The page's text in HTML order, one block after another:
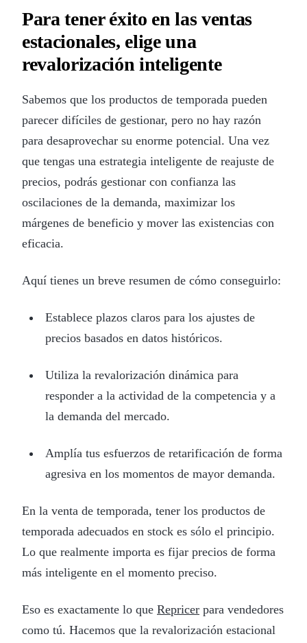
Para tener éxito en las ventas
estacionales, elige una
revalorización inteligente
Sabemos que los productos de temporada pueden
parecer difíciles de gestionar, pero no hay razón
para desaprovechar su enorme potencial. Una vez
que tengas una estrategia inteligente de reajuste de
precios, podrás gestionar con confianza las
oscilaciones de la demanda, maximizar los
márgenes de beneficio y mover las existencias con
eficacia.
Aquí tienes un breve resumen de cómo conseguirlo:
Establece plazos claros para los ajustes de
precios basados en datos históricos.
Utiliza la revalorización dinámica para
responder a la actividad de la competencia y a
la demanda del mercado.
Amplía tus esfuerzos de retarificación de forma
agresiva en los momentos de mayor demanda.
En la venta de temporada, tener los productos de
temporada adecuados en stock es sólo el principio.
Lo que realmente importa es fijar precios de forma
más inteligente en el momento preciso.
Eso es exactamente lo que Repricer para vendedores
como tú. Hacemos que la revalorización estacional